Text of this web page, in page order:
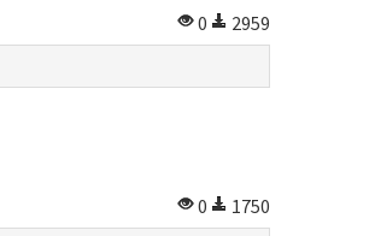
0
2959
0
1750